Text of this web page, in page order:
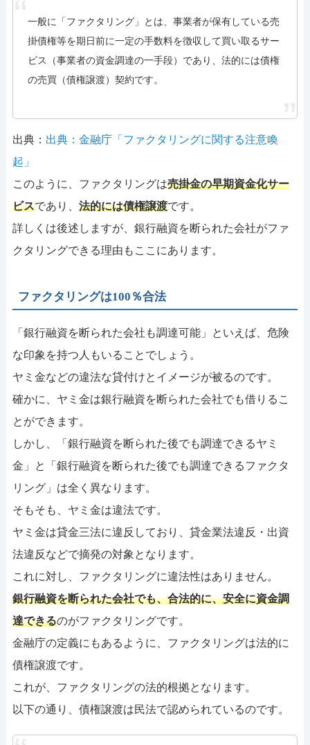
一般に「ファクタリング」とは、事業者が保有している売
掛債権等を期日前に一定の手数料を徴収して買い取るサー
ビス（事業者の資金調達の一手段）であり、法的には債権
の売買（債権譲渡）契約です。
出典： 出典：金融庁「ファクタリングに関する注意喚
起」
このように、ファクタリングは売掛金の早期資金化サー
ビスであり、 法的には債権譲渡です。
詳しくは後述しますが、銀行融資を断られた会社がファ
クタリングできる理由もここにあります。
ファクタリングは100％合法
「銀行融資を断られた会社も調達可能」といえば、危険
な印象を持つ人もいることでしょう。
ヤミ金などの違法な貸付けとイメージが被るのです。
確かに、ヤミ金は銀行融資を断られた会社でも借りるこ
とができます。
しかし、「銀行融資を断られた後でも調達できるヤミ
金」と「銀行融資を断られた後でも調達できるファクタ
リング」は全く異なります。
そもそも、ヤミ金は違法です。
ヤミ金は貸金三法に違反しており、貸金業法違反・出資
法違反などで摘発の対象となります。
これに対し、ファクタリングに違法性はありません。
銀行融資を断られた会社でも、合法的に、安全に資金調
達できるのがファクタリングです。
金融庁の定義にもあるように、ファクタリングは法的に
債権譲渡です。
これが、ファクタリングの法的根拠となります。
以下の通り、債権譲渡は民法で認められているのです。